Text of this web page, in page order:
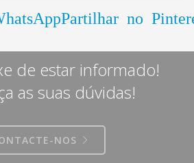
Partilhar no
de estar informado!
as suas dúvidas!
NOS